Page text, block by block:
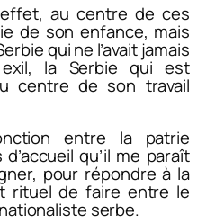
au centre de ces
de son enfance, mais
qui ne l’avait jamais
la Serbie qui est
centre de son travail
entre la patrie
qu’il me paraît
pour répondre à la
rituel de faire entre le
serbe.